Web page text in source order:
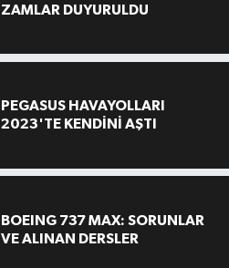
ZAMLAR DUYURULDU
PEGASUS HAVAYOLLARI
2023'TE KENDİNİ AŞTI
BOEING 737 MAX: SORUNLAR
VE ALINAN DERSLER